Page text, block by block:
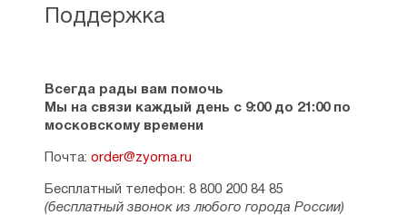
Поддержка
Всегда рады вам помочь
Мы на связи каждый день с 9:00 до 21:00 по
московскому времени
Почта: order@zyorna.ru
Бесплатный телефон: 8 800 200 84 85
(бесплатный звонок из любого города России)